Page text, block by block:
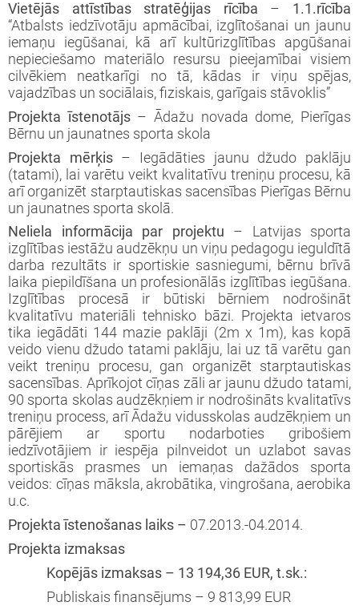
Vietējās attīstības stratēģijas rīcība – 1.1.rīcība
“Atbalsts iedzīvotāju apmācībai, izglītošanai un jaunu
iemaņu iegūšanai, kā arī kultūrizglītības apgūšanai
nepieciešamo materiālo resursu pieejamībai visiem
cilvēkiem neatkarīgi no tā, kādas ir viņu spējas,
vajadzības un sociālais, fiziskais, garīgais stāvoklis”
Projekta īstenotājs– Ādažu novada dome, Pierīgas
Bērnu un jaunatnes sporta skola
Projekta mērķis– Iegādāties jaunu džudo paklāju
(tatami), lai varētu veikt kvalitatīvu treniņu procesu, kā
arī organizēt starptautiskas sacensības Pierīgas Bērnu
un jaunatnes sporta skolā.
Neliela informācija par projektu – Latvijas sporta
izglītības iestāžu audzēkņu un viņu pedagogu ieguldītā
darba rezultāts ir sportiskie sasniegumi, bērnu brīvā
laika piepildīšana un profesionālās izglītības iegūšana.
Izglītības procesā ir būtiski bērniem nodrošināt
kvalitatīvu materiāli tehnisko bāzi. Projekta ietvaros
tika iegādāti 144 mazie paklāji (2m x 1m), kas kopā
veido vienu džudo tatami paklāju, lai uz tā varētu gan
veikt treniņu procesu, gan organizēt starptautiskas
sacensības. Aprīkojot cīņas zāli ar jaunu džudo tatami,
90 sporta skolas audzēkņiem ir nodrošināts kvalitatīvs
treniņu process, arī Ādažu vidusskolas audzēkņiem un
pārējiem ar sportu nodarboties gribošiem
iedzīvotājiem ir iespēja pilnveidot un uzlabot savas
sportiskās prasmes un iemaņas dažādos sporta
veidos: cīņas māksla, akrobātika, vingrošana, aerobika
u.c.
Projekta īstenošanas laiks – 07.2013.-04.2014.
Projekta izmaksas
Kopējās izmaksas – 13 194,36 EUR, t.sk.:
Publiskais finansējums – 9 813,99 EUR